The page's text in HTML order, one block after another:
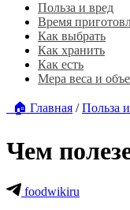
Польза и вред
Время
Как выбрать
Как хранить
Как есть
Мера веса и
🏠 Главная /Польза
Чем
foodwikiru